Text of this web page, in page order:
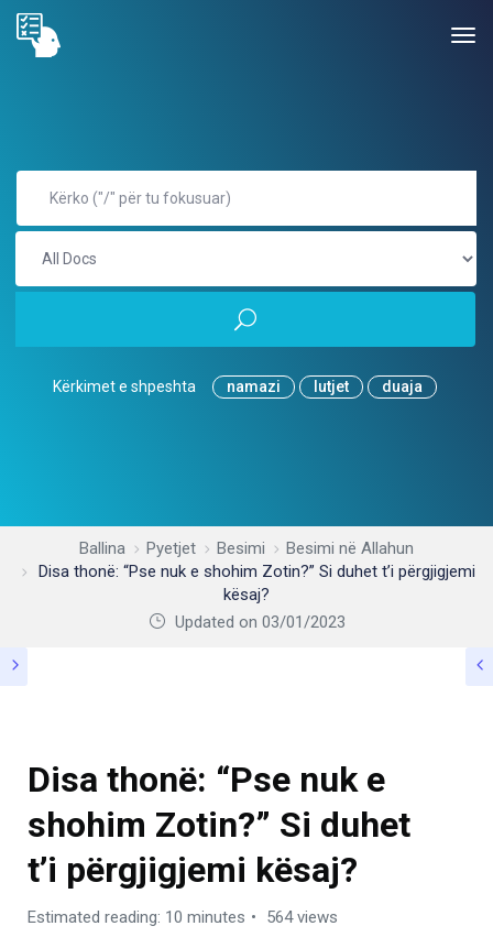
Kërkimet e shpeshta namazi lutjet duaja
Ballina Pyetjet Besimi
Besimi në Allahun
Disa thonë: “Pse nuk e shohim Zotin?” Si duhet t’i përgjigjemi
kësaj?
Updated on 03/01/2023
Disa thonë: “Pse nuk e
shohim Zotin?” Si duhet
t’i përgjigjemi kësaj?
Estimated reading: 10 minutes 564 views